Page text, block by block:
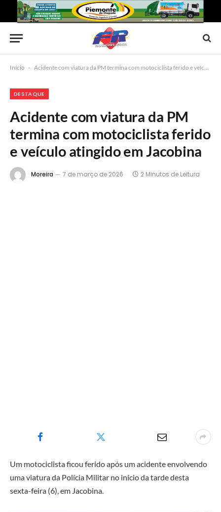
Início - Acidente com viatura da PM termina com motociclista ferido e veículo atingido em Jacobina
DESTAQUE
Acidente com viatura da PM
termina com motociclista ferido
e veículo atingido em Jacobina
Moreira 7 de março de 2026 2 Minutos de Leitura
Um motociclista ficou ferido após um acidente envolvendo
uma viatura da Polícia Militar no início da tarde desta
sexta-feira (6), em Jacobina.